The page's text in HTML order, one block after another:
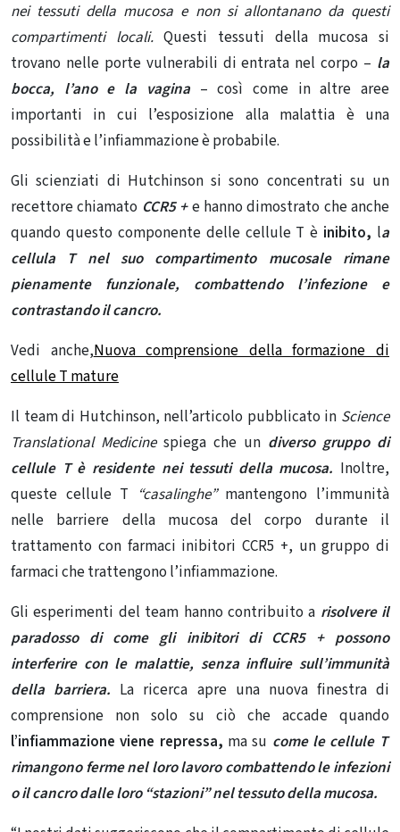
nei tessuti della mucosa e non si allontanano da questi
compartimenti locali.Questi tessuti della mucosa si
trovano nelle porte vulnerabili di entrata nel corpo – la
bocca, l’ano e la vagina – così come in altre aree
importanti in cui l’esposizione alla malattia è una
possibilità e l’infiammazione è probabile.
Gli scienziati di Hutchinson si sono concentrati su un
recettore chiamato CCR5 + e hanno dimostrato che anche
quando questo componente delle cellule T è inibito, la
cellula T nel suo compartimento mucosale rimane
pienamente funzionale, combattendo l’infezione e
contrastando il cancro.
Vedi anche,Nuova comprensione della formazione di
cellule T mature
Il team di Hutchinson, nell’articolo pubblicato in Science
Translational Medicinespiega che un diverso gruppo di
cellule T è residente nei tessuti della mucosa. Inoltre,
queste cellule T “casalinghe”mantengono l’immunità
nelle barriere della mucosa del corpo durante il
trattamento con farmaci inibitori CCR5 +, un gruppo di
farmaci che trattengono l’infiammazione.
Gli esperimenti del team hanno contribuito a risolvere il
paradosso di come gli inibitori di CCR5 + possono
interferire con le malattie, senza influire sull’immunità
della barriera. La ricerca apre una nuova finestra di
comprensione non solo su ciò che accade quando
l’infiammazione viene repressa, ma su come le cellule T
rimangono ferme nel loro lavoro combattendo le infezioni
o il cancro dalle loro “stazioni” nel tessuto della mucosa.